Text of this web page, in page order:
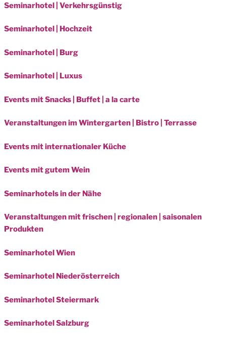
Seminarhotel | Verkehrsgünstig
Seminarhotel | Hochzeit
Seminarhotel | Burg
Seminarhotel | Luxus
Events mit Snacks | Buffet | a la carte
Veranstaltungen im Wintergarten | Bistro | Terrasse
Events mit internationaler Küche
Events mit gutem Wein
Seminarhotels in der Nähe
Veranstaltungen mit frischen | regionalen | saisonalen
Produkten
Seminarhotel Wien
Seminarhotel Niederösterreich
Seminarhotel Steiermark
Seminarhotel Salzburg